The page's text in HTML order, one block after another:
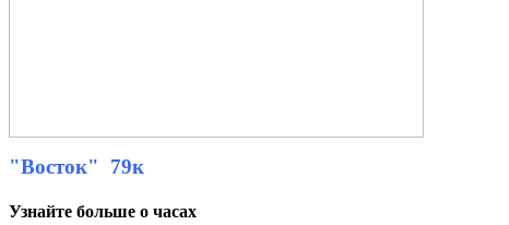
"Восток" 79к
Узнайте больше о часах